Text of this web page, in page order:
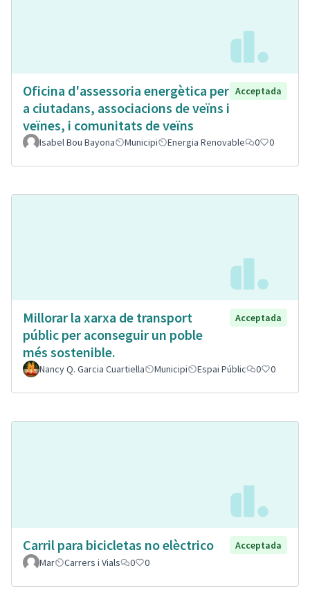
Oficina d'assessoria energètica per
a ciutadans, associacions de veïns i
veïnes, i comunitats de veïns
Acceptada
Isabel Bou Bayona Municipi Energia Renovable 0 0
Millorar la xarxa de transport
públic per aconseguir un poble
més sostenible.
Acceptada
Nancy Q. Garcia Cuartiella Municipi Espai Públic 0 0
Carril para bicicletas no elèctrico
Acceptada
Mar
Carrers i Vials 0 0